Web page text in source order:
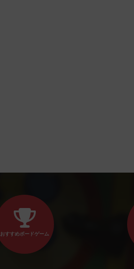
おすすめボードゲーム